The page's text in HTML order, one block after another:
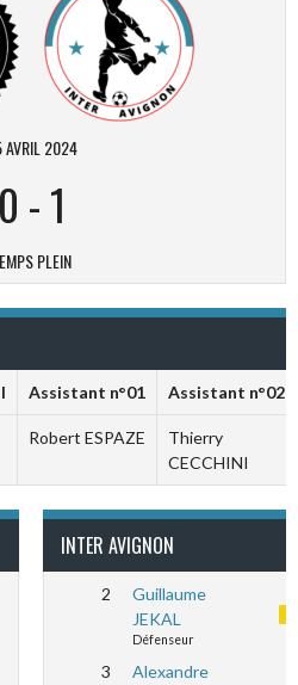
AVRIL 2024
0 -1
PLEIN
Assistant n°01 Assistant n°02
Robert ESPAZE
Thierry
CECCHINI
INTER AVIGNON
2
Guillaume
JEKAL
Défenseur
3
Alexandre